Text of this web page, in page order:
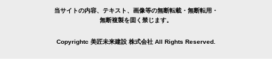
当サイトの内容、テキスト、画像等の無断転載・無断転用・
無断複製を固く禁じます。
Copyrightc 美匠未来建設 株式会社 All Rights Reserved.